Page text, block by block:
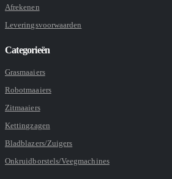
Afrekenen
Leveringsvoorwaarden
Categorieën
Grasmaaiers
Robotmaaiers
Zitmaaiers
Kettingzagen
Bladblazers/Zuigers
Onkruidborstels/Veegmachines